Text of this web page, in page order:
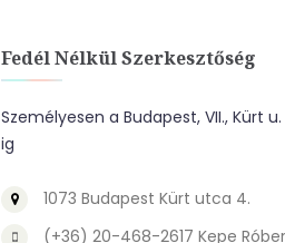
Fedél Nélkül Szerkesztőség
Személyesen a Budapest, VII., Kürt
ig
1073 Budapest Kürt utca 4.
(+36) 20-468-2617 Kepe